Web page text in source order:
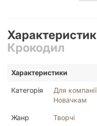
риберня» та «Стежки
Ігролад
Візьміть карту,
хто вгадав, стає
Крокодил
Характеристики
Категорія Для компанії
Новачкам
Жанр Творчі